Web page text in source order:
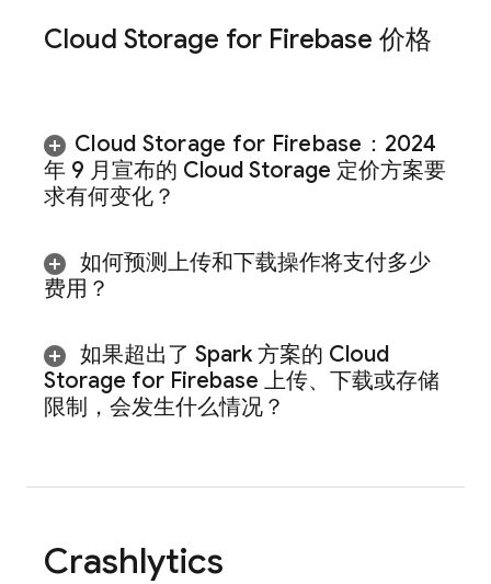
Cloud Storage for Firebase 价格
Cloud Storage for Firebase ：2024
年 9 月宣布的 Cloud Storage 定价方案要
求有何变化？
如何预测上传和下载操作将支付多少
费用？
如果超出了 Spark 方案的 Cloud
Storage for Firebase 上传、下载或存储
限制，会发生什么情况？
Crashlytics